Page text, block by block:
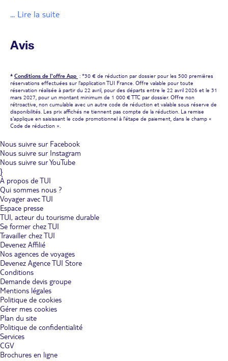
... Lire la suite
Avis
* Conditions de l'offre App : *30 € de réduction par dossier pour les 500 premières
réservations effectuées sur l'application TUI France. Offre valable pour toute
réservation réalisée à partir du 22 avril, pour des départs entre le 22 avril 2026 et le 31
mars 2027, pour un montant minimum de 1 000 € TTC par dossier. Offre non
rétroactive, non cumulable avec un autre code de réduction et valable sous réserve de
disponibilités. Les prix affichés ne tiennent pas compte de la réduction. La remise
s'applique en saisissant le code promotionnel à l'étape de paiement, dans le champ «
Code de réduction ».
Nous suivre sur Facebook
Nous suivre sur Instagram
Nous suivre sur YouTube
}
À propos de TUI
Qui sommes nous ?
Voyager avec TUI
Espace presse
TUI, acteur du tourisme durable
Se former chez TUI
Travailler chez TUI
Devenez Affilié
Nos agences de voyages
Devenez Agence TUI Store
Conditions
Demande devis groupe
Mentions légales
Politique de cookies
Gérer mes cookies
Plan du site
Politique de confidentialité
Services
CGV
Brochures en ligne